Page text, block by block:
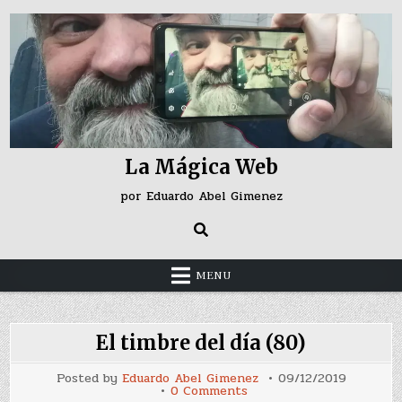
Skip
content
La Mágica Web
por Eduardo Abel Gimenez
MENU
El timbre del día (80)
Posted by Eduardo Abel Gimenez 09/12/2019
0 Commentson